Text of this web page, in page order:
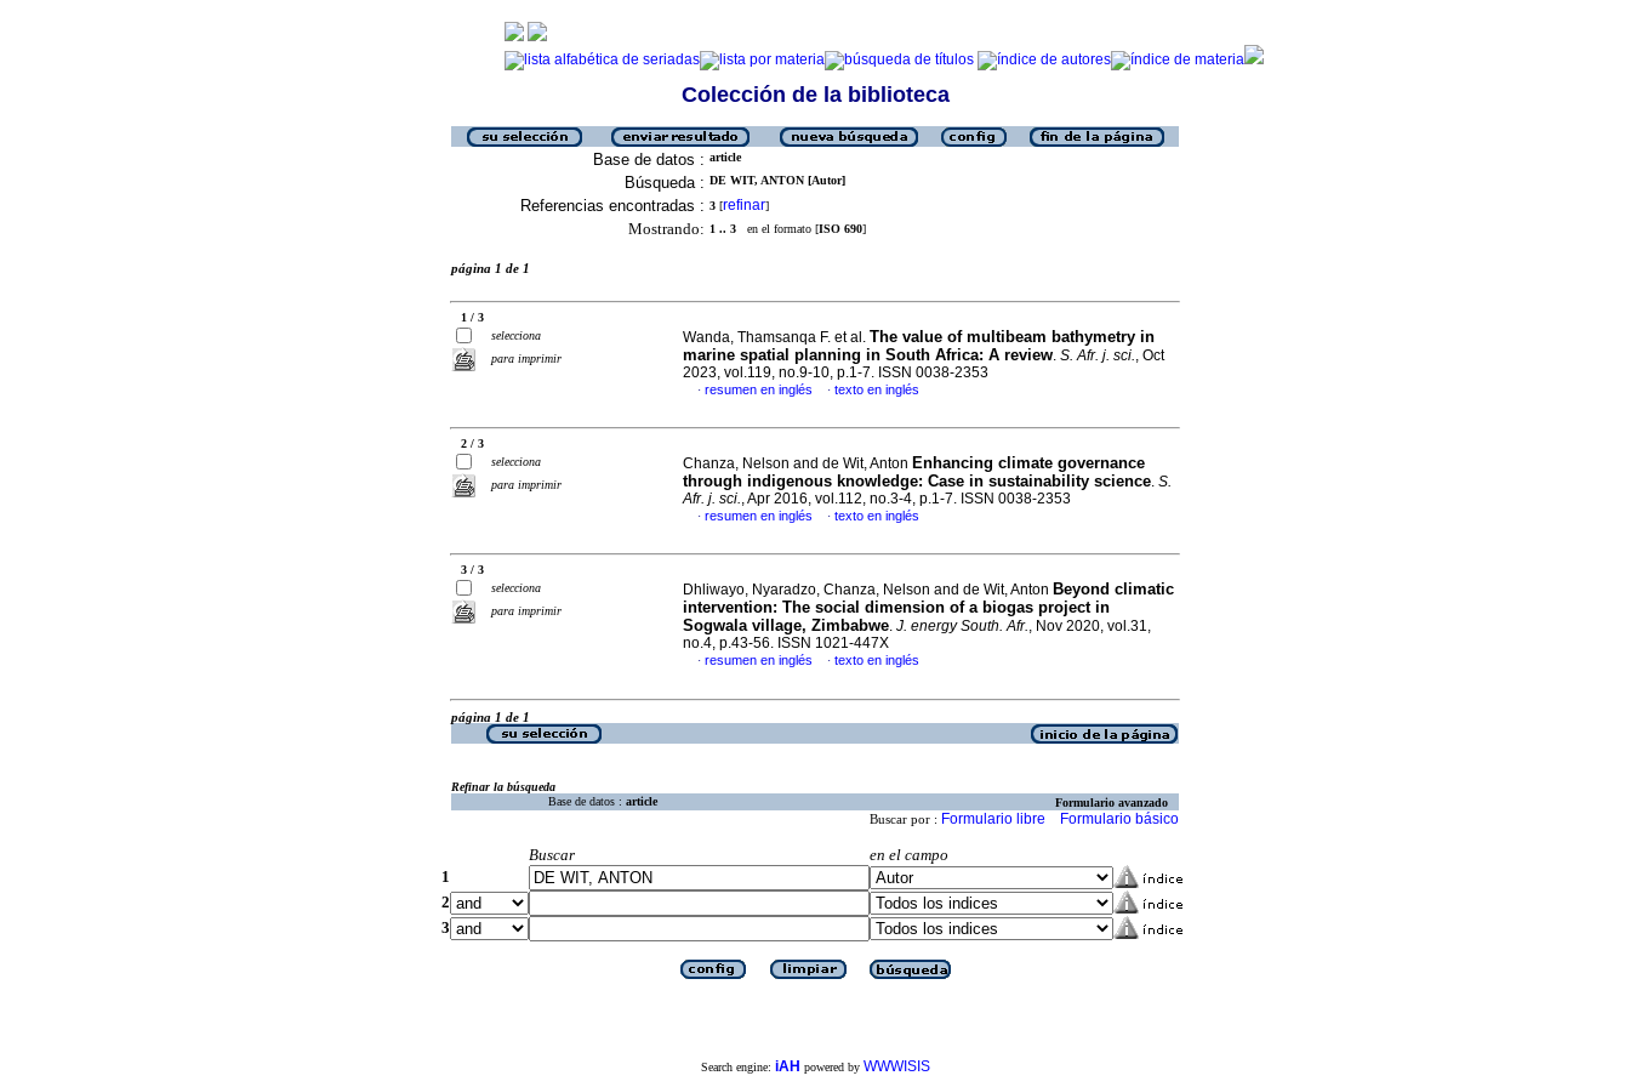
Colección de la biblioteca
Base de datos : article
Búsqueda : DE WIT, ANTON [Autor]
Referencias encontradas : 3 [refinar]
Mostrando: 1 .. 3 en el formato [ISO 690]
página 1 de 1
1 / 3
selecciona
para imprimir
Wanda, Thamsanqa F. et al. The value of multibeam bathymetry in
marine spatial planning in South Africa: A review. S. Afr. j. sci., Oct
2023, vol.119, no.9-10, p.1-7. ISSN 0038-2353
· resumen en inglés · texto en inglés
2 / 3
selecciona
para imprimir
Chanza, Nelson and de Wit, Anton Enhancing climate governance
through indigenous knowledge: Case in sustainability science. S.
Afr. j. sci., Apr 2016, vol.112, no.3-4, p.1-7. ISSN 0038-2353
· resumen en inglés · texto en inglés
3 / 3
selecciona
para imprimir
Dhliwayo, Nyaradzo, Chanza, Nelson and de Wit, Anton Beyond climatic
intervention: The social dimension of a biogas project in
Sogwala village, Zimbabwe. J. energy South. Afr., Nov 2020, vol.31,
no.4, p.43-56. ISSN 1021-447X
· resumen en inglés · texto en inglés
página 1 de 1
Refinar la búsqueda
Base de datos : article Formulario avanzado
Buscar por : Formulario libre Formulario básico
Buscar
en el campo
1
2
3
Search engine: iAH powered by WWWISIS